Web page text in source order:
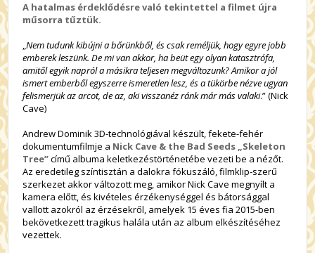
A hatalmas érdeklődésre való tekintettel a filmet újra
műsorra tűztük.
„Nem tudunk kibújni a bőrünkből, és csak reméljük, hogy egyre jobb
emberek leszünk. De mi van akkor, ha beüt egy olyan katasztrófa,
amitől egyik napról a másikra teljesen megváltozunk? Amikor a jól
ismert emberből egyszerre ismeretlen lesz, és a tükörbe nézve ugyan
felismerjük az arcot, de az, aki visszanéz ránk már más valaki.” (Nick
Cave)
Andrew Dominik 3D-technológiával készült, fekete-fehér
dokumentumfilmje a Nick Cave & the Bad Seeds „Skeleton
Tree”című albuma keletkezéstörténetébe vezeti be a nézőt.
Az eredetileg színtisztán a dalokra fókuszáló, filmklip-szerű
szerkezet akkor változott meg, amikor Nick Cave megnyílt a
kamera előtt, és kivételes érzékenységgel és bátorsággal
vallott azokról az érzésekről, amelyek 15 éves fia 2015-ben
bekövetkezett tragikus halála után az album elkészítéséhez
vezettek.